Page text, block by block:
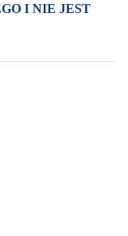
I NIE JEST